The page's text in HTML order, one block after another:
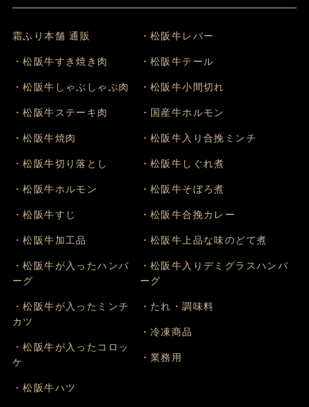
霜ふり本舗 通販
・松阪牛すき焼き肉
・松阪牛しゃぶしゃぶ肉
・松阪牛ステーキ肉
・松阪牛焼肉
・松阪牛切り落とし
・松阪牛ホルモン
・松阪牛すじ
・松阪牛加工品
・松阪牛が入ったハンバ
ーグ
・松阪牛が入ったミンチ
カツ
・松阪牛が入ったコロッ
ケ
・松阪牛ハツ
・松阪牛レバー
・松阪牛テール
・松阪牛小間切れ
・国産牛ホルモン
・松阪牛入り合挽ミンチ
・松阪牛しぐれ煮
・松阪牛そぼろ煮
・松阪牛合挽カレー
・松阪牛上品な味のどて煮
・松阪牛入りデミグラスハンバ
ーグ
・たれ・調味料
・冷凍商品
・業務用